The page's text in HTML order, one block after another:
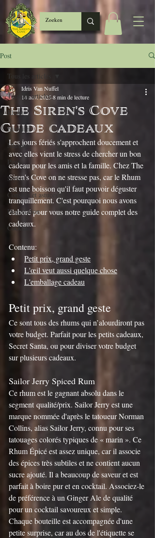
Post
Tous les articles
Rhum
Histoire
Marques
Pays
Styles
Conseils et astuces
Dégustation
Cocktails
Tous les articles
The Siren's Cove
Guide cadeaux
Idris Van Nuffel
14 nov. 20258 min de lecture
Les jours fériés s'approchent doucement et
avec elles vient le stress de chercher un bon
cadeau pour les amis et la famille. Chez The
Siren's Cove on ne stresse pas, car le Rhum
est une boisson qu'il faut pouvoir déguster
tranquillement. C'est pourquoi nous avons
élaboré pour vous notre guide complet des
cadeaux.
Contenu:
Petit prix, grand geste
L'œil veut aussi quelque chose
L'emballage cadeau
Petit prix, grand geste
Ce sont tous des rhums qui n’alourdiront pas
votre budget. Parfait pour les petits cadeaux,
Secret Santa, ou pour diviser votre budget
sur plusieurs cadeaux.
Sailor Jerry Spiced Rum
Ce rhum est le gagnant absolu dans le
segment qualité/prix. Sailor Jerry est une
marque nommée d'après le tatoueur Norman
Collins, alias Sailor Jerry, connu pour ses
tatouages ​​​​colorés typiques de « marin ». Ce
Rhum Épicé est assez unique, car il associe
des épices très subtiles et ne contient aucun
sucre ajouté. Il a beaucoup de saveur et est
parfait à boire pur et en cocktail. Associez-le
de préférence à un Ginger Ale de qualité
pour un cocktail savoureux et simple.
Chaque bouteille est accompagnée d'une
petite surprise, car au dos de l'étiquette se